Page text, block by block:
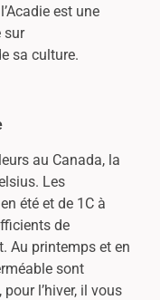
est une
sur
sa culture.
au Canada, la
Les
été et de 1C à
de
Au printemps et en
sont
l’hiver, il vous